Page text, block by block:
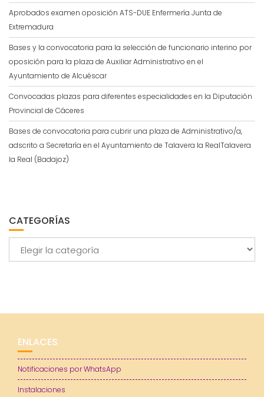
Aprobados examen oposición ATS-DUE Enfermería Junta de
Extremadura
Bases y la convocatoria para la selección de funcionario interino por
oposición para la plaza de Auxiliar Administrativo en el
Ayuntamiento de Alcuéscar
Convocadas plazas para diferentes especialidades en la Diputación
Provincial de Cáceres
Bases de convocatoria para cubrir una plaza de Administrativo/a,
adscrito a Secretaría en el Ayuntamiento de Talavera la RealTalavera
la Real (Badajoz)
CATEGORÍAS
ENLACES
Notificaciones por WhatsApp
Instalaciones